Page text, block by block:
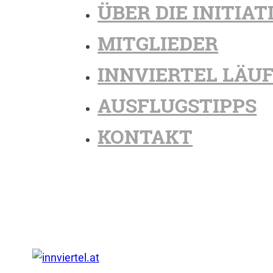
ÜBER DIE
MITGLIEDER
INNVIERTEL
AUSFLUGSTIPPS
KONTAKT